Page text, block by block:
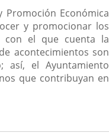
Promoción Económica
y promocionar los
con el que cuenta la
acontecimientos son
así, el Ayuntamiento
que contribuyan en